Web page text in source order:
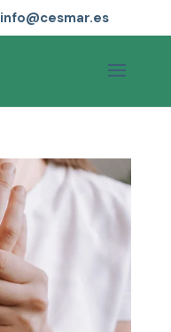
info@cesmar.es